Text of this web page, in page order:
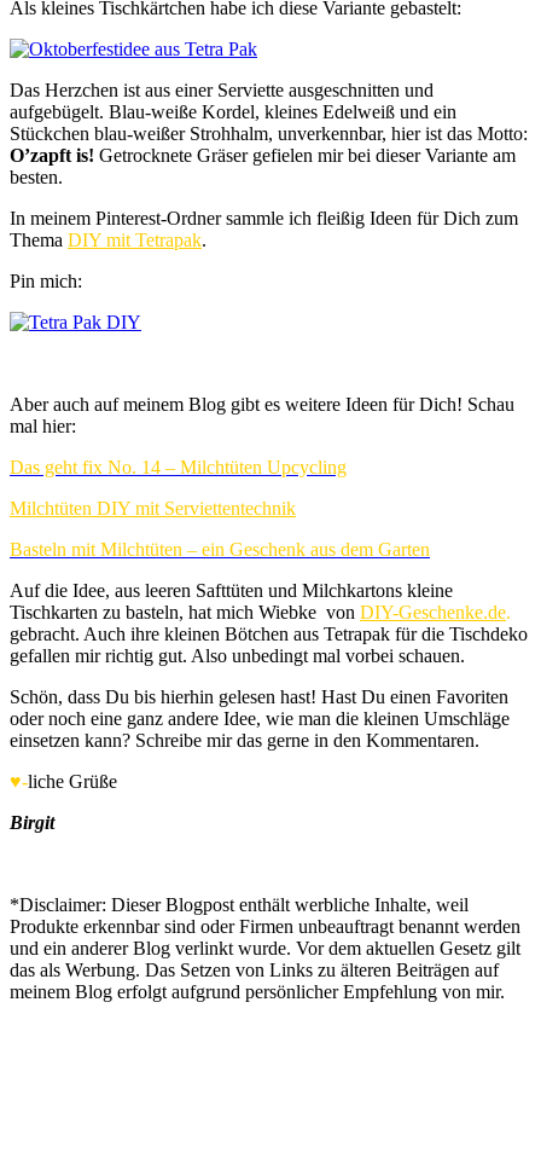
Als kleines Tischkärtchen habe ich diese Variante gebastelt:
Das Herzchen ist aus einer Serviette ausgeschnitten und
aufgebügelt. Blau-weiße Kordel, kleines Edelweiß und ein
Stückchen blau-weißer Strohhalm, unverkennbar, hier ist das Motto:
O’zapft is! Getrocknete Gräser gefielen mir bei dieser Variante am
besten.
In meinem Pinterest-Ordner sammle ich fleißig Ideen für Dich zum
Thema DIY mit Tetrapak.
Pin mich:
Aber auch auf meinem Blog gibt es weitere Ideen für Dich! Schau
mal hier:
Das geht fix No. 14 – Milchtüten Upcycling
Milchtüten DIY mit Serviettentechnik
Basteln mit Milchtüten – ein Geschenk aus dem Garten
Auf die Idee, aus leeren Safttüten und Milchkartons kleine
Tischkarten zu basteln, hat mich Wiebke von DIY-Geschenke.de.
gebracht. Auch ihre kleinen Bötchen aus Tetrapak für die Tischdeko
gefallen mir richtig gut. Also unbedingt mal vorbei schauen.
Schön, dass Du bis hierhin gelesen hast! Hast Du einen Favoriten
oder noch eine ganz andere Idee, wie man die kleinen Umschläge
einsetzen kann? Schreibe mir das gerne in den Kommentaren.
♥-liche Grüße
Birgit
*Disclaimer: Dieser Blogpost enthält werbliche Inhalte, weil
Produkte erkennbar sind oder Firmen unbeauftragt benannt werden
und ein anderer Blog verlinkt wurde. Vor dem aktuellen Gesetz gilt
das als Werbung. Das Setzen von Links zu älteren Beiträgen auf
meinem Blog erfolgt aufgrund persönlicher Empfehlung von mir.